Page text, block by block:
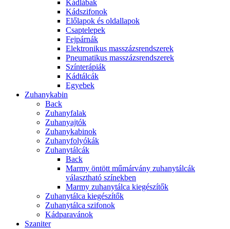
Kádlábak
Kádszifonok
Előlapok és oldallapok
Csaptelepek
Fejpárnák
Elektronikus masszázsrendszerek
Pneumatikus masszázsrendszerek
Színterápiák
Kádtálcák
Egyebek
Zuhanykabin
Back
Zuhanyfalak
Zuhanyajtók
Zuhanykabinok
Zuhanyfolyókák
Zuhanytálcák
Back
Marmy öntött műmárvány zuhanytálcák
választható színekben
Marmy zuhanytálca kiegészítők
Zuhanytálca kiegészítők
Zuhanytálca szifonok
Kádparavánok
Szaniter